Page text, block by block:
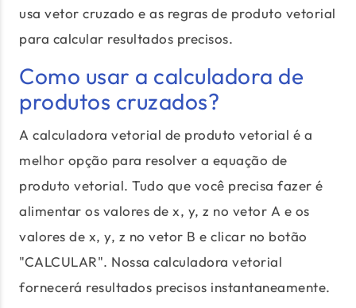
usa vetor cruzado e as regras de produto vetorial
para calcular resultados precisos.
Como usar a calculadora de
produtos cruzados?
A calculadora vetorial de produto vetorial é a
melhor opção para resolver a equação de
produto vetorial. Tudo que você precisa fazer é
alimentar os valores de x, y, z no vetor A e os
valores de x, y, z no vetor B e clicar no botão
"CALCULAR". Nossa calculadora vetorial
fornecerá resultados precisos instantaneamente.